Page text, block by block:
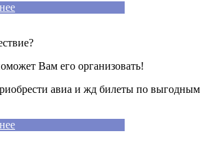
Вам его организовать!
авиа и жд билеты по выгодным